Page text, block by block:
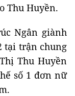
Thu Huyền.
Ngân giành
tại trận chung
Thu Huyền
số 1 đơn nữ